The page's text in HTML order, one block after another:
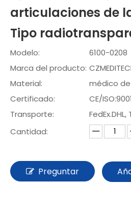
articulaciones de
Tipo
Modelo:
6100-0208
Marca del producto:
Material:
médico
Certificado:
CE/
Transporte:
FedEx.DHL,
Cantidad:
Preguntar